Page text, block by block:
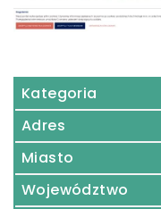
Kategoria
Adres
Miasto
Województwo